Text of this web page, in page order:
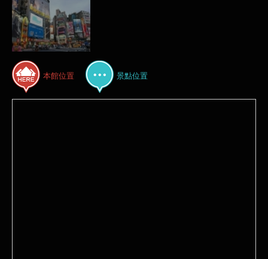
本館位置 景點位置